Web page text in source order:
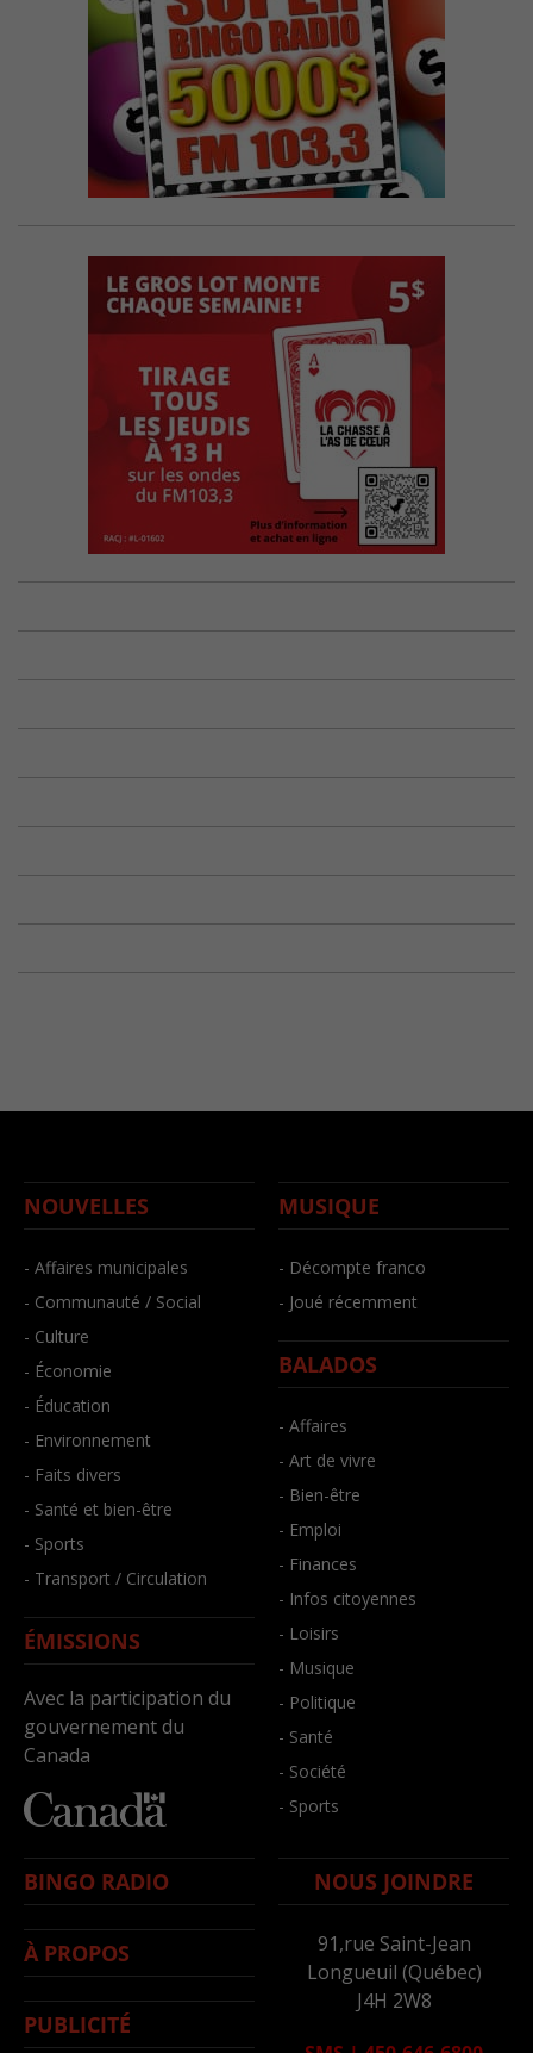
NOUVELLES
- Affaires municipales
- Communauté / Social
- Culture
- Économie
- Éducation
- Environnement
- Faits divers
- Santé et bien-être
- Sports
- Transport / Circulation
ÉMISSIONS
Avec la participation du
gouvernement du
Canada
MUSIQUE
- Décompte franco
- Joué récemment
BALADOS
- Affaires
- Art de vivre
- Bien-être
- Emploi
- Finances
- Infos citoyennes
- Loisirs
- Musique
- Politique
- Santé
- Société
- Sports
BINGO RADIO
À PROPOS
PUBLICITÉ
NOUS JOINDRE
91,rue Saint-Jean
Longueuil (Québec)
J4H 2W8